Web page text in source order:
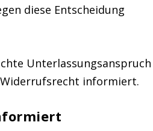
diese Entscheidung
Unterlassungsanspruch
informiert.